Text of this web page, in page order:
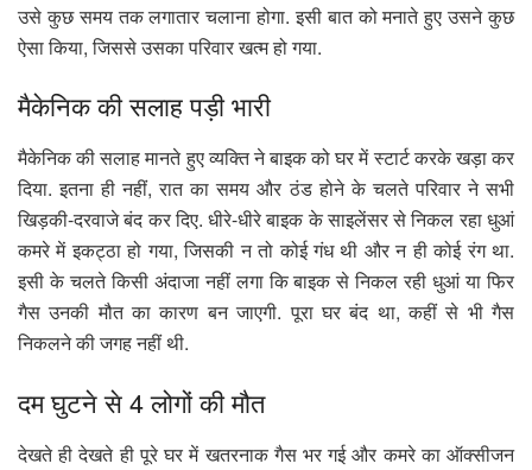
उसे कुछ समय तक लगातार चलाना होगा. इसी बात को मनाते हुए उसने कुछ
ऐसा किया, जिससे उसका परिवार खत्म हो गया.
मैकेनिक की सलाह पड़ी भारी
मैकेनिक की सलाह मानते हुए व्यक्ति ने बाइक को घर में स्टार्ट करके खड़ा कर
दिया. इतना ही नहीं, रात का समय और ठंड होने के चलते परिवार ने सभी
खिड़की-दरवाजे बंद कर दिए. धीरे-धीरे बाइक के साइलेंसर से निकल रहा धुआं
कमरे में इकट्ठा हो गया, जिसकी न तो कोई गंध थी और न ही कोई रंग था.
इसी के चलते किसी अंदाजा नहीं लगा कि बाइक से निकल रही धुआं या फिर
गैस उनकी मौत का कारण बन जाएगी. पूरा घर बंद था, कहीं से भी गैस
निकलने की जगह नहीं थी.
दम घुटने से 4 लोगों की मौत
देखते ही देखते ही पूरे घर में खतरनाक गैस भर गई और कमरे का ऑक्सीजन